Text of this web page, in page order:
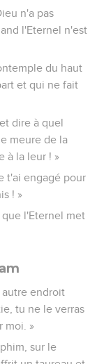
n'a pas
l'Eternel n'est
du haut
et qui ne fait
dire à quel
meure de la
à la leur ! »
t'ai engagé pour
! »
l'Eternel met
autre endroit
tu ne le verras
moi. »
sur le